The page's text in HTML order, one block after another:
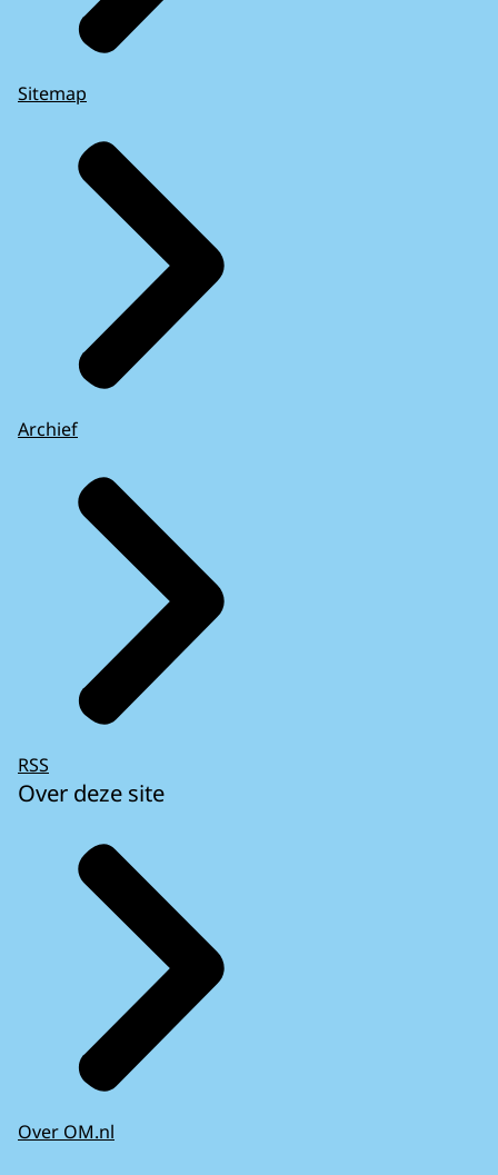
Sitemap
Archief
RSS
Over deze site
Over OM.nl